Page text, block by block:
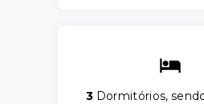
3 Dormitórios,